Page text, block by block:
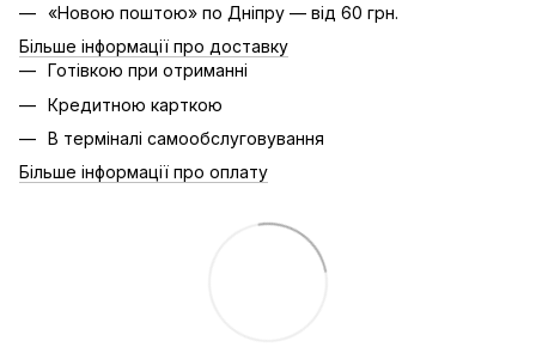
«Новою поштою» по Дніпру — від 60 грн.
Більше інформації про доставку
Готівкою при отриманні
Кредитною карткою
В терміналі самообслуговування
Більше інформації про оплату